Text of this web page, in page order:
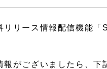
リリース情報配信機能
報がございましたら、下